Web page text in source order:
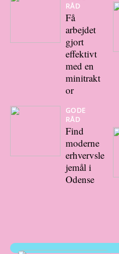
RÅD
Få
arbejdet
gjort
effektivt
med en
minitrakt
or
GODE
RÅD
Find
moderne
erhvervsle
jemål i
Odense